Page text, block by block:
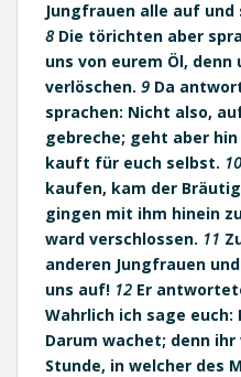
Jungfrauen alle auf
8 Die törichten aber
uns von eurem Öl, denn
verlöschen. 9 Da
sprachen: Nicht also,
gebreche; geht aber
kauft für euch selbst. 10
kaufen, kam der
gingen mit ihm hinein
ward verschlossen. 11
anderen Jungfrauen
uns auf! 12 Er
Wahrlich ich sage euch:
Darum wachet; denn
Stunde, in welcher des